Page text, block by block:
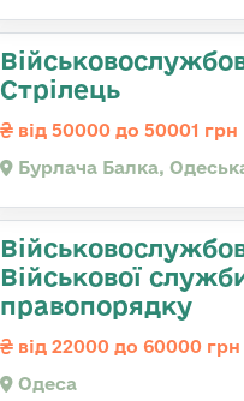
Стрілець
від 50000 до 50001 грн
Бурлача Балка,
Військової
правопорядку
від 22000 до 60000 грн
Одеса